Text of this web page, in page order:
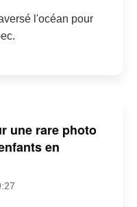
l'océan pour
une rare photo
en